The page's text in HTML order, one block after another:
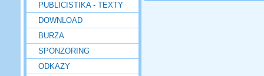
PUBLICISTIKA - TEXTY
DOWNLOAD
BURZA
SPONZORING
ODKAZY